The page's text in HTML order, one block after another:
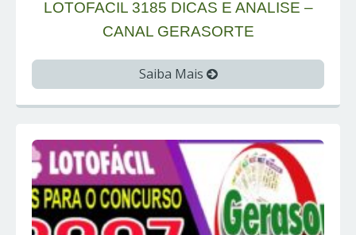
LOTOFACIL 3185 DICAS E ANALISE –
CANAL GERASORTE
Saiba Mais